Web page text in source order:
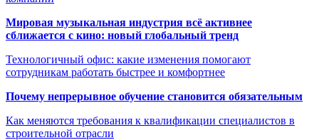
Мировая музыкальная индустрия всё активнее
сближается с кино: новый глобальный тренд
Технологичный офис: какие изменения помогают
сотрудникам работать быстрее и комфортнее
Почему непрерывное обучение становится обязательным
Как меняются требования к квалификации специалистов в
строительной отрасли